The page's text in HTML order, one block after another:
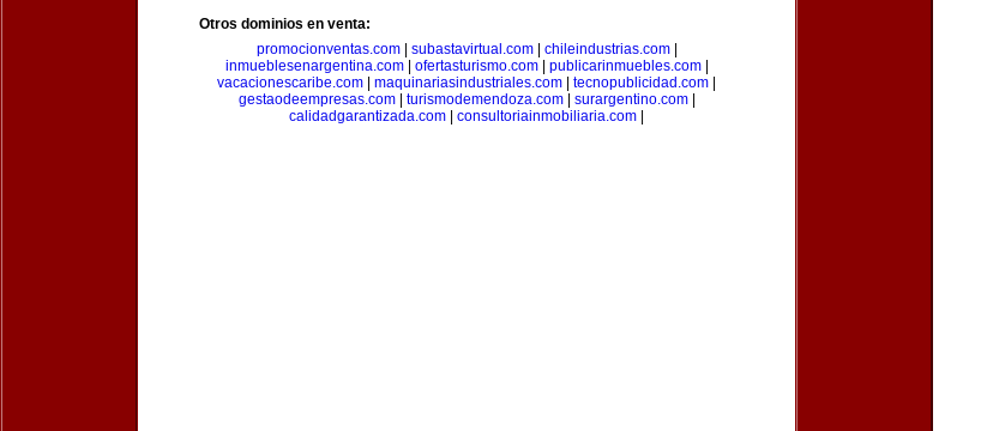
Otros dominios en venta:
promocionventas.com| subastavirtual.com| chileindustrias.com|
inmueblesenargentina.com| ofertasturismo.com| publicarinmuebles.com|
vacacionescaribe.com
maquinariasindustriales.com tecnopublicidad.com
gestaodeempresas.com| turismodemendoza.com| surargentino.com|
calidadgarantizada.com
consultoriainmobiliaria.com